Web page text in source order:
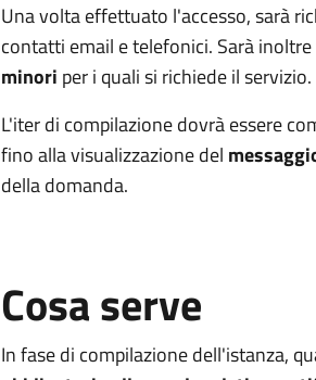
Una volta effettuato l'accesso,sarà
contatti email e telefonici. Sarà
minori per i quali si richiede il servizio.
L'iter di compilazione dovrà essere
fino alla visualizzazione del
della domanda.
Cosa serve
In fase di compilazione dell'istanza,